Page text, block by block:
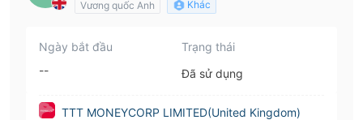
Vương quốc Anh Khác
Ngày bắt đầu
--
Trạng thái
Đã sử dụng
TTT MONEYCORP LIMITED(United Kingdom)